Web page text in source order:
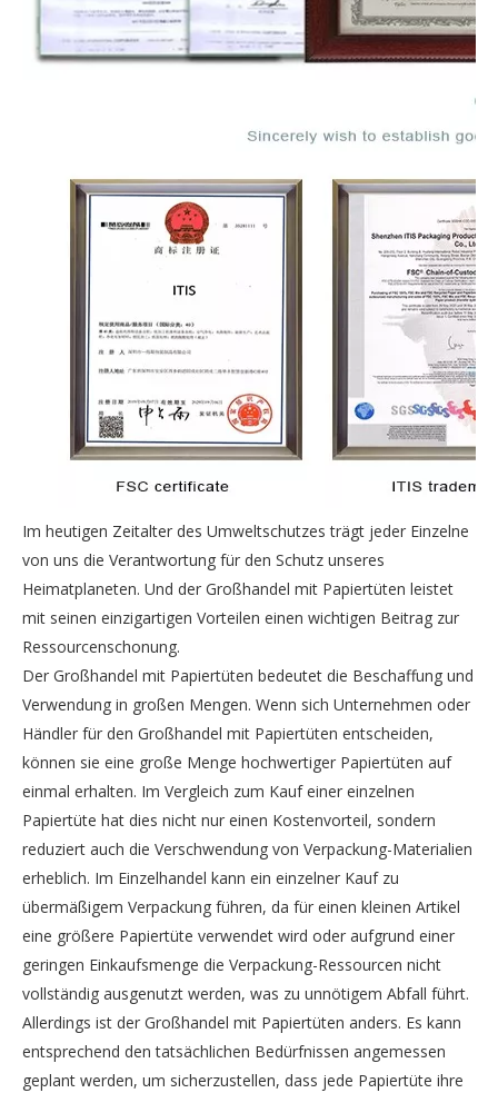
Im heutigen Zeitalter des Umweltschutzes trägt jeder Einzelne
von uns die Verantwortung für den Schutz unseres
Heimatplaneten. Und der Großhandel mit Papiertüten leistet
mit seinen einzigartigen Vorteilen einen wichtigen Beitrag zur
Ressourcenschonung.
Der Großhandel mit Papiertüten bedeutet die Beschaffung und
Verwendung in großen Mengen. Wenn sich Unternehmen oder
Händler für den Großhandel mit Papiertüten entscheiden,
können sie eine große Menge hochwertiger Papiertüten auf
einmal erhalten. Im Vergleich zum Kauf einer einzelnen
Papiertüte hat dies nicht nur einen Kostenvorteil, sondern
reduziert auch die Verschwendung von Verpackung-Materialien
erheblich. Im Einzelhandel kann ein einzelner Kauf zu
übermäßigem Verpackung führen, da für einen kleinen Artikel
eine größere Papiertüte verwendet wird oder aufgrund einer
geringen Einkaufsmenge die Verpackung-Ressourcen nicht
vollständig ausgenutzt werden, was zu unnötigem Abfall führt.
Allerdings ist der Großhandel mit Papiertüten anders. Es kann
entsprechend den tatsächlichen Bedürfnissen angemessen
geplant werden, um sicherzustellen, dass jede Papiertüte ihre